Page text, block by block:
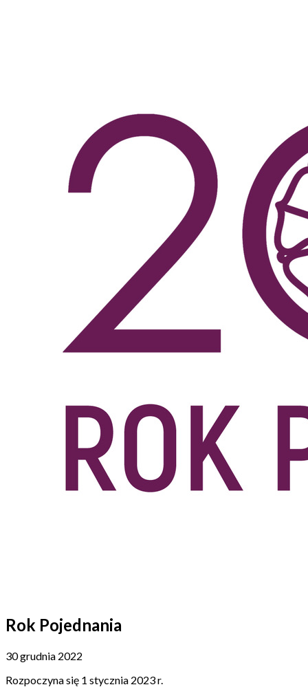
Rok Pojednania
30 grudnia 2022
Rozpoczyna się 1 stycznia 2023 r.